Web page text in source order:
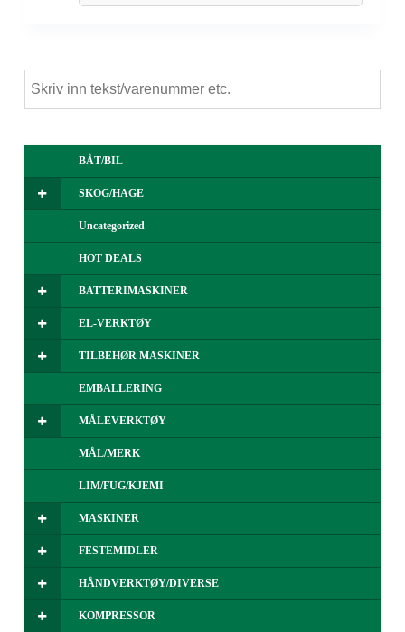
BÅT/BIL
SKOG/HAGE
Uncategorized
HOT DEALS
BATTERIMASKINER
EL-VERKTØY
TILBEHØR MASKINER
EMBALLERING
MÅLEVERKTØY
MÅL/MERK
LIM/FUG/KJEMI
MASKINER
FESTEMIDLER
HÅNDVERKTØY/DIVERSE
KOMPRESSOR